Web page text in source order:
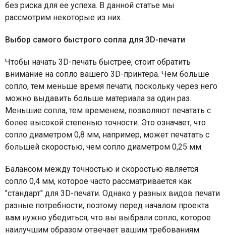
без риска для ее успеха. В данной статье мы
рассмотрим некоторые из них.
Выбор самого быстрого сопла для 3D-печати
Чтобы начать 3D-печать быстрее, стоит обратить
внимание на сопло вашего 3D-принтера. Чем больше
сопло, тем меньше время печати, поскольку через него
можно выдавить больше материала за один раз.
Меньшие сопла, тем временем, позволяют печатать с
более высокой степенью точности. Это означает, что
сопло диаметром 0,8 мм, например, может печатать с
большей скоростью, чем сопло диаметром 0,25 мм.
Балансом между точностью и скоростью является
сопло 0,4 мм, которое часто рассматривается как
"стандарт" для 3D-печати. Однако у разных видов печати
разные потребности, поэтому перед началом проекта
вам нужно убедиться, что вы выбрали сопло, которое
наилучшим образом отвечает вашим требованиям.